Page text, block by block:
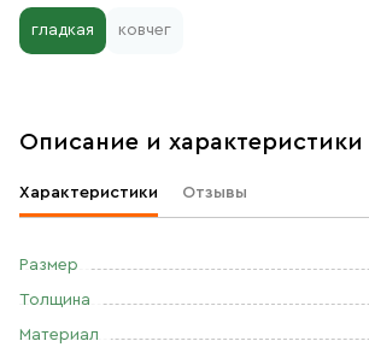
гладкая ковчег
Описание и характеристики
Характеристики Отзывы
Размер
Толщина
Материал